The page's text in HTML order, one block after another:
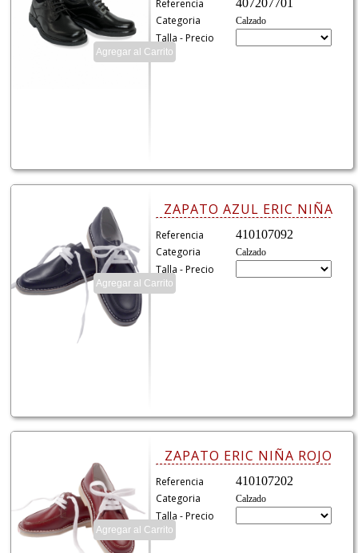
Referencia
Categoria
Calzado
Talla - Precio
ZAPATO AZUL ERIC NIÑA
Referencia
410107092
Categoria
Calzado
Talla - Precio
ZAPATO ERIC NIÑA ROJO
Referencia
410107202
Categoria
Calzado
Talla - Precio